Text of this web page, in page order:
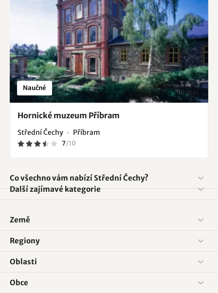
Naučné
Hornické muzeum Příbram
Střední Čechy Příbram
7/10
Co všechno vám nabízí Střední Čechy?
Další zajímavé kategorie
Země
Regiony
Oblasti
Obce